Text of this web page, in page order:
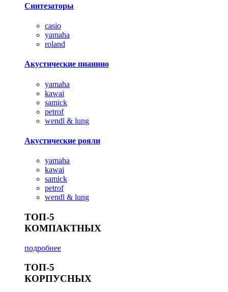
Синтезаторы
casio
yamaha
roland
Акустические пианино
yamaha
kawai
samick
petrof
wendl & lung
Акустические рояли
yamaha
kawai
samick
petrof
wendl & lung
ТОП-5
КОМПАКТНЫХ
подробнее
ТОП-5
КОРПУСНЫХ